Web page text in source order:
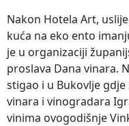
Nakon Hotela Art,
kuća na eko ento
je u organizaciji
proslava Dana vinara.
stigao i u Bukovlje
vinara i vinogradara
vinima ovogodišnje